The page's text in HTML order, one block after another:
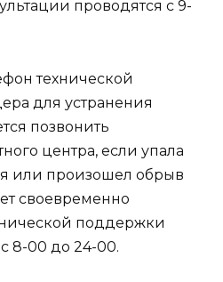
проводятся с 9-
технической
для устранения
позвонить
центра, если упала
или произошел обрыв
своевременно
поддержки
8-00 до 24-00.